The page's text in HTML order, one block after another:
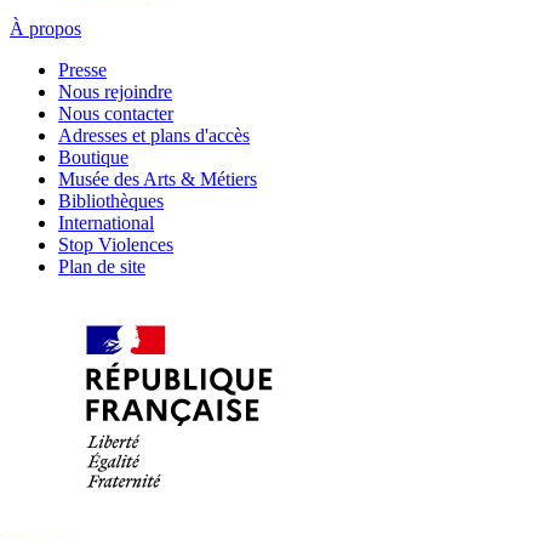
À propos
Presse
Nous rejoindre
Nous contacter
Adresses et plans d'accès
Boutique
Musée des Arts & Métiers
Bibliothèques
International
Stop Violences
Plan de site